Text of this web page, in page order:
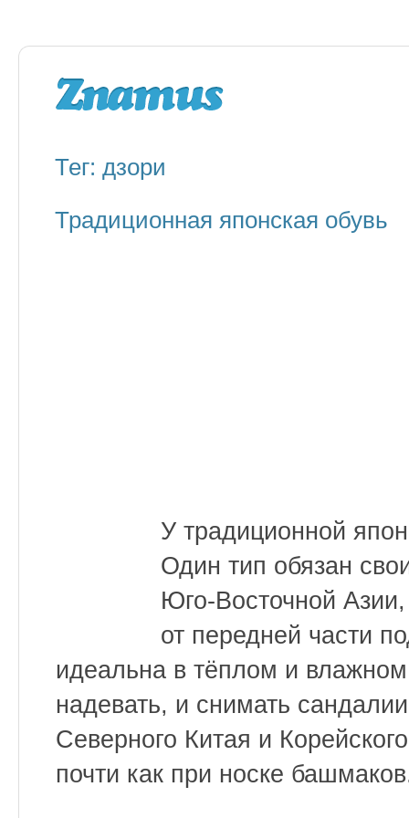
Тег: дзори
Традиционная японская обувь
У традиционной
Один тип обязан
Юго-Восточной
от передней части
идеальна в тёплом и
надевать, и снимать
Северного Китая и
почти как при носке